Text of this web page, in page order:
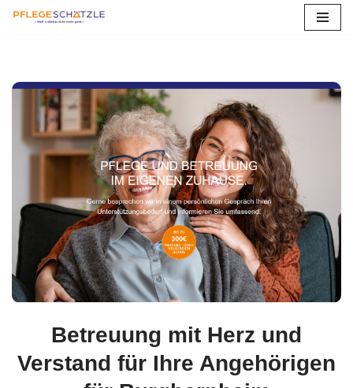
springen
Betreuung mit Herz und
Verstand für Ihre Angehörigen